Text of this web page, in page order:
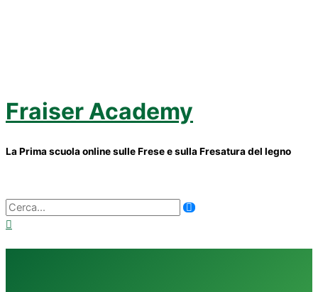
Fraiser Academy
La Prima scuola online sulle Frese e sulla Fresatura del legno
principale
Ricerca
per: